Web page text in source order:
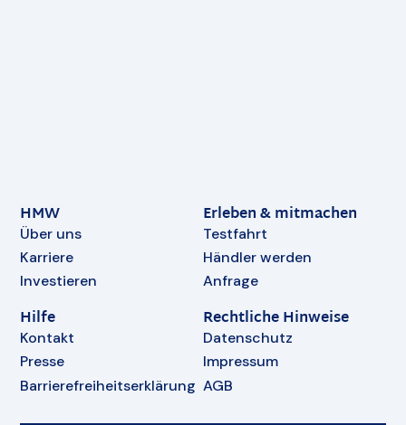
HMW
Über uns
Karriere
Investieren
Erleben & mitmachen
Testfahrt
Händler werden
Anfrage
Hilfe
Kontakt
Presse
Barrierefreiheitserklärung
Rechtliche Hinweise
Datenschutz
Impressum
AGB